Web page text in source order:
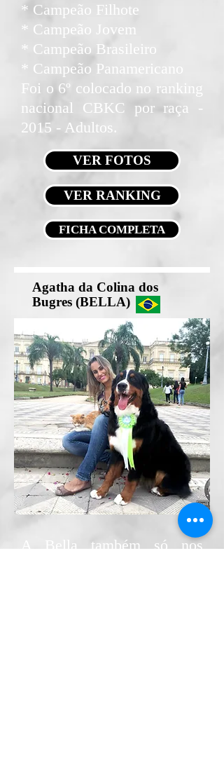
* Campeão Filhote
* Campeão Jovem
* Campeão Brasileiro
* Campeão Panamericano
Foi o 6º colocado no ranking
nacional CBKC por raça -
2015 - Adultos.
VER FOTOS
VER RANKING
FICHA COMPLETA
Agatha da Colina dos
Bugres (BELLA)
A Bella também só nos